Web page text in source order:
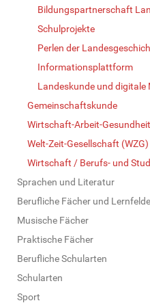
Bildungspartnerschaft
Schulprojekte
Perlen der
Informationsplattform
Landeskunde und digitale
Gemeinschaftskunde
Wirtschaft-Arbeit-
Welt-Zeit-Gesellschaft (WZG)
Wirtschaft / Berufs- und
Sprachen und Literatur
Berufliche Fächer und
Musische Fächer
Praktische Fächer
Berufliche Schularten
Schularten
Sport